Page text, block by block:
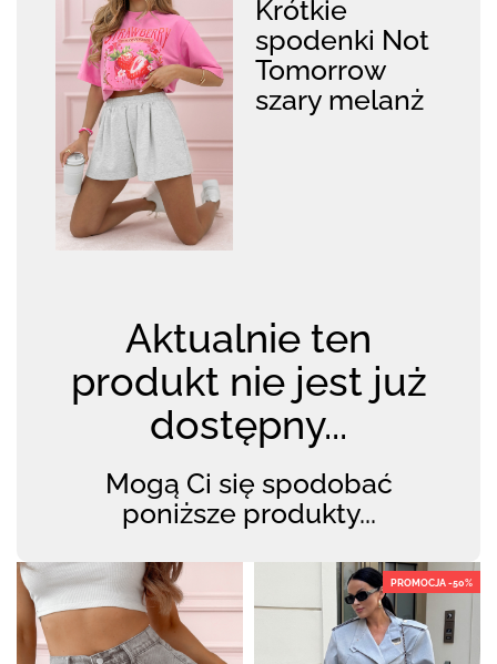
Krótkie
spodenki Not
Tomorrow
szary melanż
Aktualnie ten
produkt nie jest już
dostępny...
Mogą Ci się spodobać
poniższe produkty...
PROMOCJA -50%